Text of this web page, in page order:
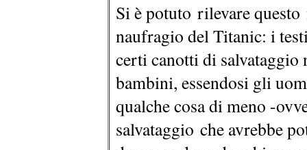
Si è potuto rilevare
naufragio del Titanic: i
certi canotti di salvataggio
bambini, essendosi gli
qualche cosa di meno -
salvataggio che avrebbe